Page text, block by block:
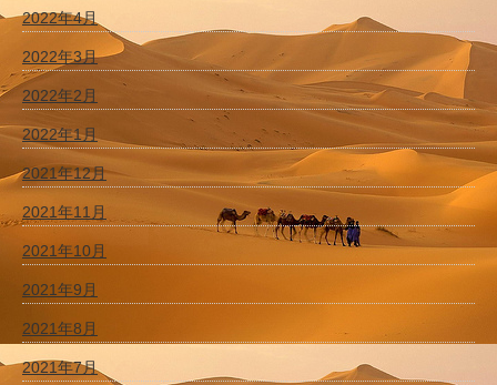
2022年4月
2022年3月
2022年2月
2022年1月
2021年12月
2021年11月
2021年10月
2021年9月
2021年8月
2021年7月